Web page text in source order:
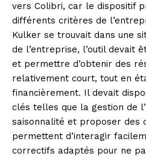
vers Colibri, car le dispositif
différents critères de
Kulker se trouvait dans une
de l’entreprise, l’outil devait
et permettre d’obtenir des
relativement court, tout en
financièrement. Il devait
clés telles que la gestion de
saisonnalité et proposer des
permettent d’interagir
correctifs adaptés pour ne